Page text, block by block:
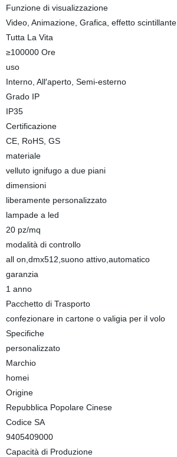
Funzione di visualizzazione
Video, Animazione, Grafica, effetto scintillante
Tutta La Vita
≥100000 Ore
uso
Interno, All′aperto, Semi-esterno
Grado IP
IP35
Certificazione
CE, RoHS, GS
materiale
velluto ignifugo a due piani
dimensioni
liberamente personalizzato
lampade a led
20 pz/mq
modalità di controllo
all on,dmx512,suono attivo,automatico
garanzia
1 anno
Pacchetto di Trasporto
confezionare in cartone o valigia per il volo
Specifiche
personalizzato
Marchio
homei
Origine
Repubblica Popolare Cinese
Codice SA
9405409000
Capacità di Produzione